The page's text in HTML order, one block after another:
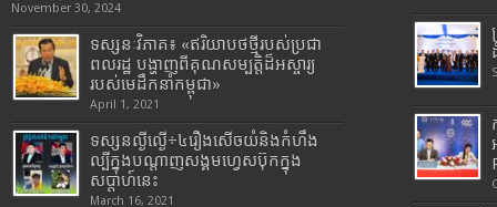
November 30, 2024
ទស្សនៈវិភាគ៖ «ឥរិយាបថថ្មីរបស់ប្រជា
ពលរដ្ឋ បង្ហាញពីគុណសម្បត្តិដ៏អស្ចារ្យ
របស់មេដឹកនាំកម្ពុជា»
April 1, 2021
ទស្សនល្ងីល្ងើ÷៤រឿងសើចយំនិងកំហឹង
ល្បីក្នុងបណ្តាញសង្គមហ្វេសប៊ុកក្នុង
សប្តាហ៍នេះ
March 16, 2021